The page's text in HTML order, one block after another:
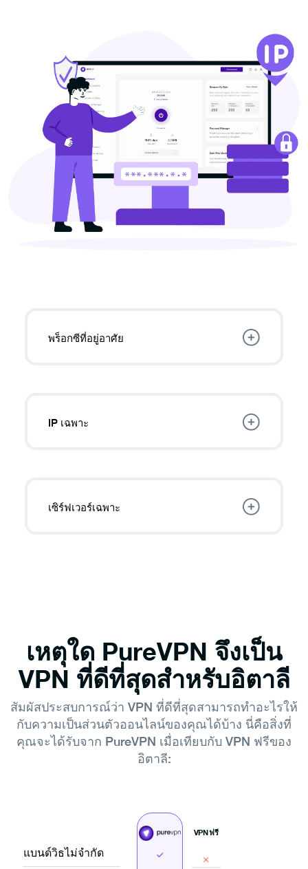
พร็อกซีที่อยู่อาศัย
IP เฉพาะ
เซิร์ฟเวอร์เฉพาะ
เหตุใด PureVPN จึงเป็น
VPN ที่ดีที่สุดสำหรับอิตาลี
สัมผัสประสบการณ์ว่า VPN ที่ดีที่สุดสามารถทำอะไรให้
กับความเป็นส่วนตัวออนไลน์ของคุณได้บ้าง นี่คือสิ่งที่
คุณจะได้รับจาก PureVPN เมื่อเทียบกับ VPN ฟรีของ
อิตาลี:
แบนด์วิธไม่จำกัด
VPN ฟรี